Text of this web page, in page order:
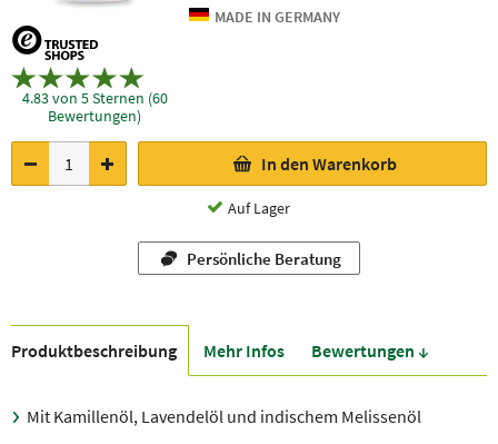
4.83 von 5 Sternen (60
Bewertungen)
In den Warenkorb
Auf Lager
Persönliche Beratung
Produkt­beschreibung Mehr Infos Bewer­tungen ↓
Mit Kamillenöl, Lavendelöl und indischem Melissenöl